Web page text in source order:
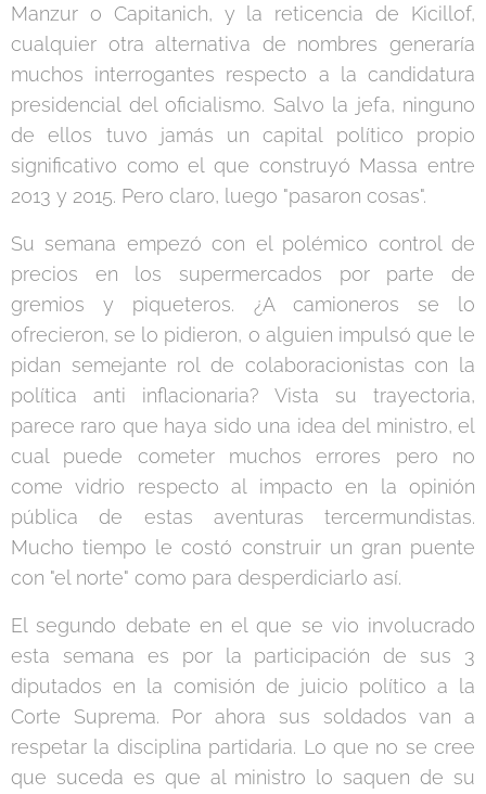
Manzur o Capitanich, y la reticencia de Kicillof,
cualquier otra alternativa de nombres generaría
muchos interrogantes respecto a la candidatura
presidencial del oficialismo. Salvo la jefa, ninguno
de ellos tuvo jamás un capital político propio
significativo como el que construyó Massa entre
2013 y 2015. Pero claro, luego "pasaron cosas".
Su semana empezó con el polémico control de
precios en los supermercados por parte de
gremios y piqueteros. ¿A camioneros se lo
ofrecieron, se lo pidieron, o alguien impulsó que le
pidan semejante rol de colaboracionistas con la
política anti inflacionaria? Vista su trayectoria,
parece raro que haya sido una idea del ministro, el
cual puede cometer muchos errores pero no
come vidrio respecto al impacto en la opinión
pública de estas aventuras tercermundistas.
Mucho tiempo le costó construir un gran puente
con "el norte" como para desperdiciarlo así.
El segundo debate en el que se vio involucrado
esta semana es por la participación de sus 3
diputados en la comisión de juicio político a la
Corte Suprema. Por ahora sus soldados van a
respetar la disciplina partidaria. Lo que no se cree
que suceda es que al ministro lo saquen de su